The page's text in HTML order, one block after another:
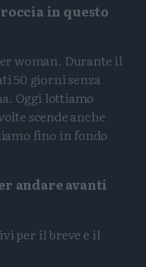
roccia in questo
woman. Durante il
50 giorni senza
Oggi lottiamo
scende anche
fino in fondo
andare avanti
per il breve e il